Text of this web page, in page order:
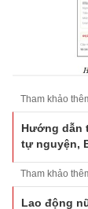
Tham khảo
Hướng dẫn
tự nguyện,
Tham khảo
Lao động